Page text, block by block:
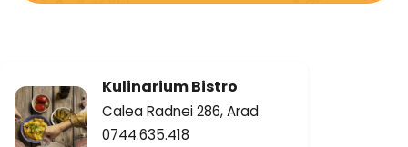
Kulinarium Bistro
Calea Radnei 286, Arad
0744.635.418